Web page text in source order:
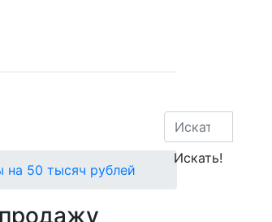
50 тысяч рублей